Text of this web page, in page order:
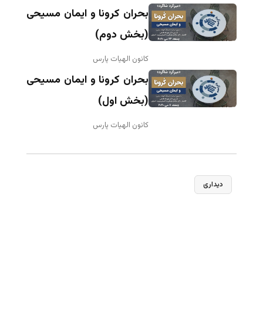
بحران کرونا و ایمان مسیحی
(بخش دوم)
کانون الهیات پارس
بحران کرونا و ایمان مسیحی
(بخش اول)
کانون الهیات پارس
دیداری